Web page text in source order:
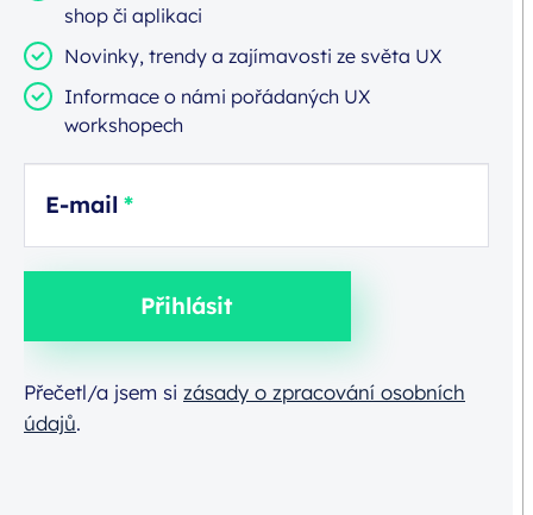
shop či aplikaci
Novinky, trendy a zajímavosti ze světa UX
Informace o námi pořádaných UX
workshopech
E-mail
Přihlásit
Přečetl/a jsem si zásady o zpracování osobních
údajů.